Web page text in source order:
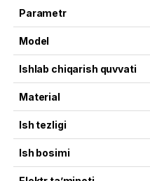
Parametr
Model
Ishlab chiqarish quvvati
Material
Ish tezligi
Ish bosimi